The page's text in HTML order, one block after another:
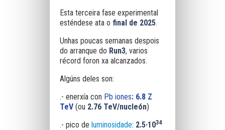
Esta terceira fase experimental
esténdese ata o final de 2025.
Unhas poucas semanas despois
do arranque do Run3, varios
récord foron xa alcanzados.
Algúns deles son:
.- enerxía con Pb iones: 6.8 Z
TeV (ou 2.76 TeV/nucleón)
.- pico de luminosidade: 2.5·1034